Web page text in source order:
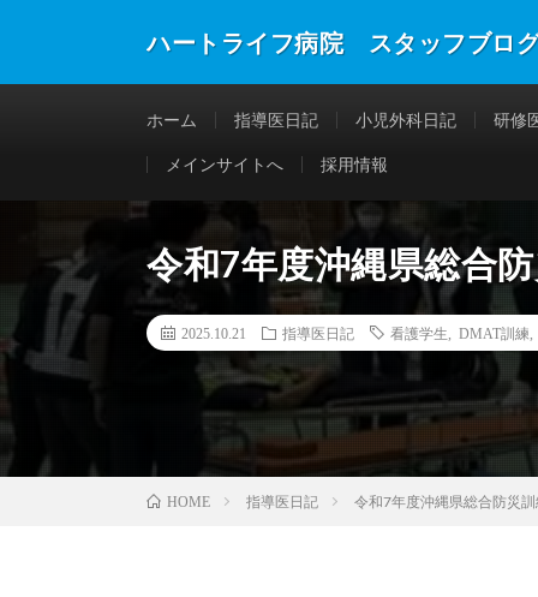
ハートライフ病院 スタッフブロ
ホーム 指導医日記 小児外科日記 研修
メインサイトへ 採用情報
令和7年度沖縄県総合
2025.10.21 指導医日記 看護学生 DMAT訓練
HOME 指導医日記 令和7年度沖縄県総合防災